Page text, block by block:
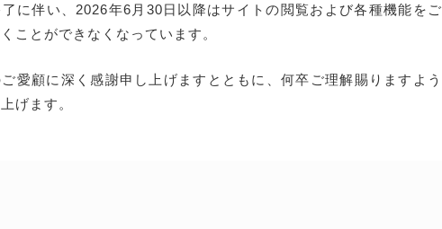
に伴い、2026年6月30日以降はサイトの閲覧および各種機能をご
ことができなくなっています。
愛顧に深く感謝申し上げますとともに、何卒ご理解賜りますよう
げます。